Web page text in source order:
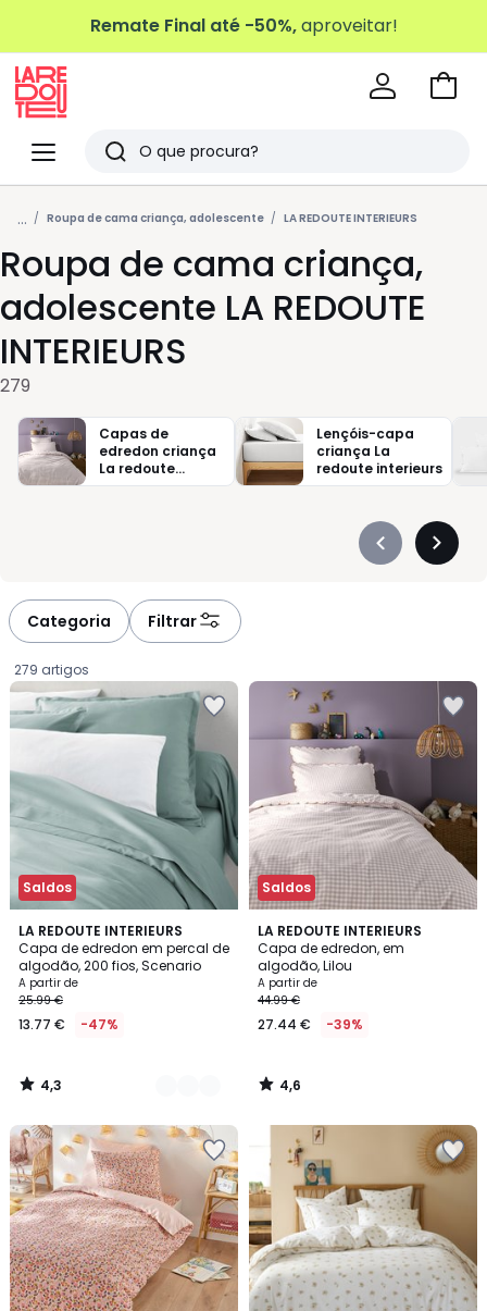
Remate Final até -50%,aproveitar!
Menu
Redoute
Pesquisar
Últimos
artigos
vistos
Ir
... Roupa de cama criança, adolescente LA REDOUTE INTERIEURS
Roupa de cama criança,
adolescente LA REDOUTE
INTERIEURS
279
Capas de
edredon criança
La redoute
interieurs
Lençóis-capa
criança La
redoute interieurs
Précédent
Categoria Filtrar
279 artigos
Saldos
LA REDOUTE INTERIEURS
Capa de edredon em percal de
algodão, 200 fios, Scenario
Preço
a
partir
13.77
€
vez
de
25.99
€
47%
de
desconto
aplicado.
A partir de
25.99 €
13.77 € -47%
4,3
/ 5
21
Cores
4,3
/
Saldos
LA REDOUTE INTERIEURS
Capa de edredon, em
algodão, Lilou
A partir de
44.99 €
27.44 € -39%
4,6
/ 5
4,6
/